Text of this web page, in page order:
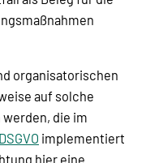
organisatorischen
auf solche
die im
implementiert
hier eine